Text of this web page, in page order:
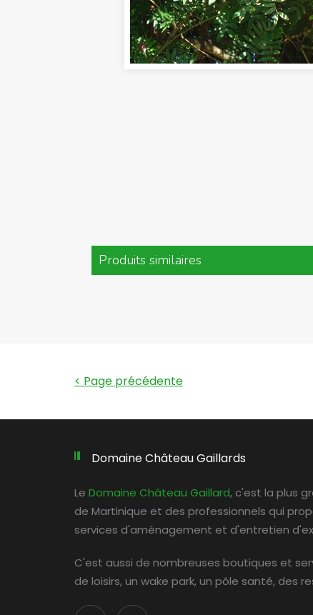
Produits similaires
< Page précédente
Domaine Château Gaillards
Le Domaine Château Gaillard, c'est la plus
de Martinique et des professionnels qui
services d'aménagement et d'entretien
C'est aussi de nombreuses boutiques et
de loisirs, un wake park, un pôle santé, des